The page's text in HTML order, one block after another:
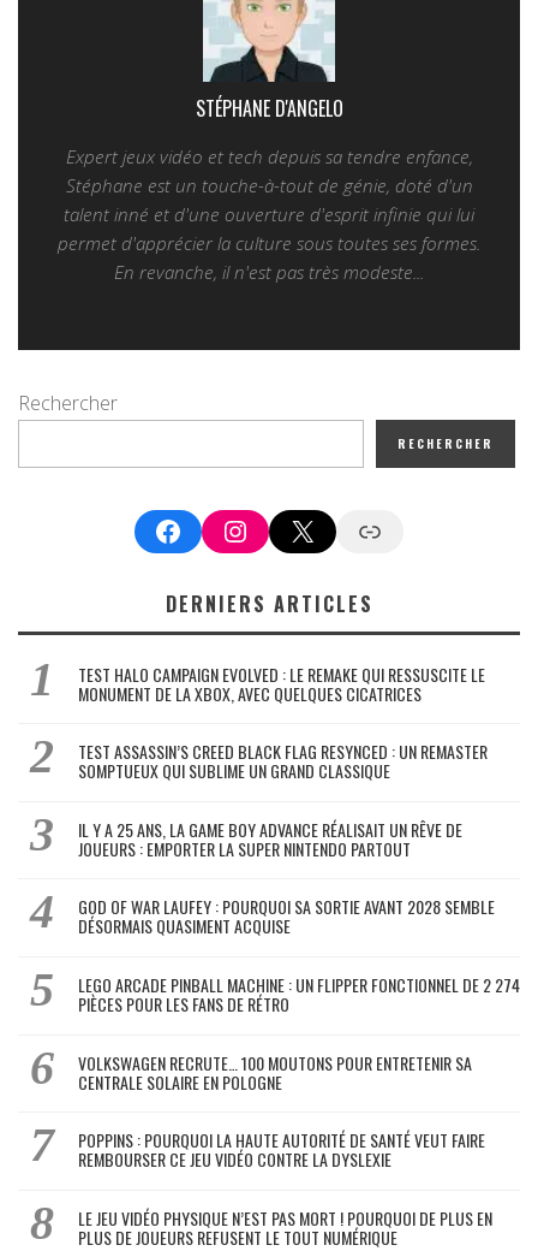
STÉPHANE D'ANGELO
Expert jeux vidéo et tech depuis sa tendre enfance,
Stéphane est un touche-à-tout de génie, doté d'un
talent inné et d'une ouverture d'esprit infinie qui lui
permet d'apprécier la culture sous toutes ses formes.
En revanche, il n'est pas très modeste...
Rechercher
RECHERCHER
FacebookInstagram
X Google News
DERNIERS ARTICLES
TEST HALO CAMPAIGN EVOLVED : LE REMAKE QUI RESSUSCITE LE
MONUMENT DE LA XBOX, AVEC QUELQUES CICATRICES
TEST ASSASSIN’S CREED BLACK FLAG RESYNCED : UN REMASTER
SOMPTUEUX QUI SUBLIME UN GRAND CLASSIQUE
IL Y A 25 ANS, LA GAME BOY ADVANCE RÉALISAIT UN RÊVE DE
JOUEURS : EMPORTER LA SUPER NINTENDO PARTOUT
GOD OF WAR LAUFEY : POURQUOI SA SORTIE AVANT 2028 SEMBLE
DÉSORMAIS QUASIMENT ACQUISE
LEGO ARCADE PINBALL MACHINE : UN FLIPPER FONCTIONNEL DE 2 274
PIÈCES POUR LES FANS DE RÉTRO
VOLKSWAGEN RECRUTE… 100 MOUTONS POUR ENTRETENIR SA
CENTRALE SOLAIRE EN POLOGNE
POPPINS : POURQUOI LA HAUTE AUTORITÉ DE SANTÉ VEUT FAIRE
REMBOURSER CE JEU VIDÉO CONTRE LA DYSLEXIE
LE JEU VIDÉO PHYSIQUE N’EST PAS MORT ! POURQUOI DE PLUS EN
PLUS DE JOUEURS REFUSENT LE TOUT NUMÉRIQUE